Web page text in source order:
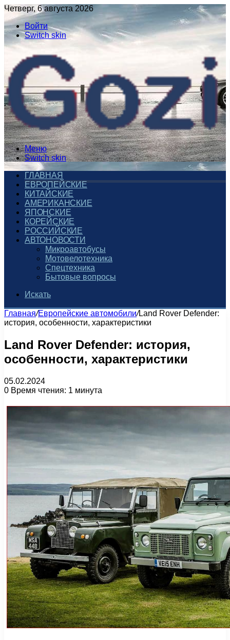
Четверг, 6 августа 2026
Войти
Switch skin
Меню
Switch skin
ГЛАВНАЯ
ЕВРОПЕЙСКИЕ
КИТАЙСКИЕ
АМЕРИКАНСКИЕ
ЯПОНСКИЕ
КОРЕЙСКИЕ
РОССИЙСКИЕ
АВТОНОВОСТИ
Микроавтобусы
Мотовелотехника
Спецтехника
Бытовые вопросы
Искать
Главная/Европейские автомобили/Land Rover Defender:
история, особенности, характеристики
Land Rover Defender: история,
особенности, характеристики
05.02.2024
0 Время чтения: 1 минута